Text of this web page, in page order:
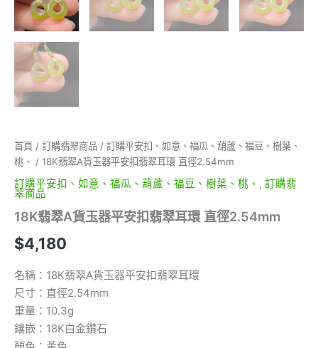
首頁 / 訂購翡翠商品 / 訂購平安扣、如意、福瓜、葫蘆、福豆、樹葉、
桃、 / 18K翡翠A貨玉器平安扣翡翠耳環 直徑2.54mm
訂購平安扣、如意、福瓜、葫蘆、福豆、樹葉、桃、 , 訂購翡
翠商品
18K翡翠A貨玉器平安扣翡翠耳環 直徑2.54mm
$4,180
名稱：18K翡翠A貨玉器平安扣翡翠耳環
尺寸：直徑2.54mm
重量：10.3g
鑲嵌：18K白金鑽石